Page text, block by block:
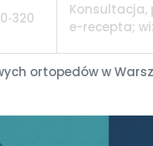
ortopedów w
Konsultacja,
e-recepta;